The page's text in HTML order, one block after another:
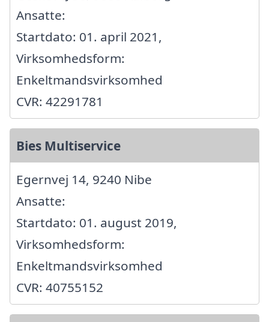
Ansatte:
Startdato: 01. april 2021,
Virksomhedsform:
Enkeltmandsvirksomhed
CVR: 42291781
Bies Multiservice
Egernvej 14, 9240 Nibe
Ansatte:
Startdato: 01. august 2019,
Virksomhedsform:
Enkeltmandsvirksomhed
CVR: 40755152